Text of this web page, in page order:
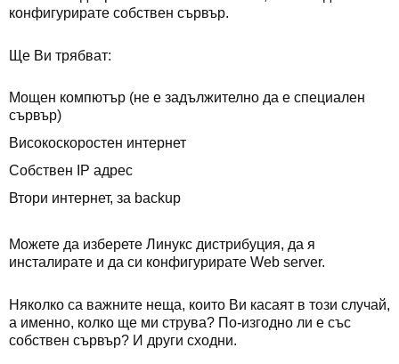
конфигурирате собствен сървър.
Ще Ви трябват:
Мощен компютър (не е задължително да е специален
сървър)
Високоскоростен интернет
Собствен IP адрес
Втори интернет, за backup
Можете да изберете Линукс дистрибуция, да я
инсталирате и да си конфигурирате Web server.
Няколко са важните неща, които Ви касаят в този случай,
а именно, колко ще ми струва? По-изгодно ли е със
собствен сървър? И други сходни.